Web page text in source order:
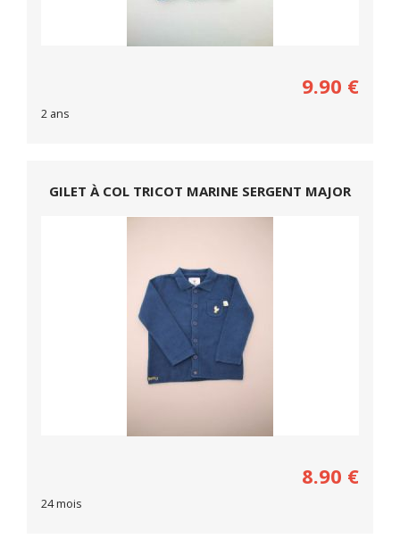
9.90 €
2 ans
GILET À COL TRICOT MARINE SERGENT MAJOR
8.90 €
24 mois